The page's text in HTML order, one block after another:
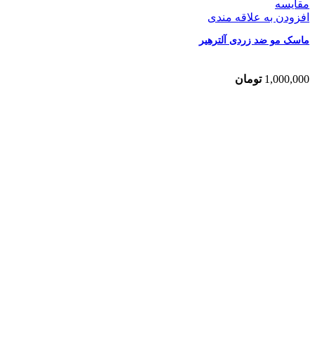
مقایسه
افزودن به علاقه مندی
ماسک مو ضد زردی آلترهیر
1,000,000 تومان